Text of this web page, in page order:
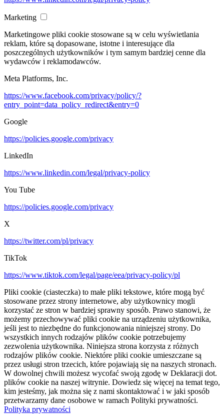
Marketing
Marketingowe pliki cookie stosowane są w celu wyświetlania
reklam, które są dopasowane, istotne i interesujące dla
poszczególnych użytkowników i tym samym bardziej cenne dla
wydawców i reklamodawców.
Meta Platforms, Inc.
https://www.facebook.com/privacy/policy/?
entry_point=data_policy_redirect&entry=0
Google
https://policies.google.com/privacy
LinkedIn
https://www.linkedin.com/legal/privacy-policy
You Tube
https://policies.google.com/privacy
X
https://twitter.com/pl/privacy
TikTok
https://www.tiktok.com/legal/page/eea/privacy-policy/pl
Pliki cookie (ciasteczka) to małe pliki tekstowe, które mogą być
stosowane przez strony internetowe, aby użytkownicy mogli
korzystać ze stron w bardziej sprawny sposób. Prawo stanowi, że
możemy przechowywać pliki cookie na urządzeniu użytkownika,
jeśli jest to niezbędne do funkcjonowania niniejszej strony. Do
wszystkich innych rodzajów plików cookie potrzebujemy
zezwolenia użytkownika. Niniejsza strona korzysta z różnych
rodzajów plików cookie. Niektóre pliki cookie umieszczane są
przez usługi stron trzecich, które pojawiają się na naszych stronach.
W dowolnej chwili możesz wycofać swoją zgodę w Deklaracji dot.
plików cookie na naszej witrynie. Dowiedz się więcej na temat tego,
kim jesteśmy, jak można się z nami skontaktować i w jaki sposób
przetwarzamy dane osobowe w ramach Polityki prywatności.
Polityka prywatności